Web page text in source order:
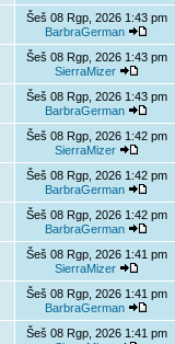
Šeš 08 Rgp, 2026 1:43 pm
BarbraGerman
Šeš 08 Rgp, 2026 1:43 pm
SierraMizer
Šeš 08 Rgp, 2026 1:43 pm
BarbraGerman
Šeš 08 Rgp, 2026 1:42 pm
SierraMizer
Šeš 08 Rgp, 2026 1:42 pm
BarbraGerman
Šeš 08 Rgp, 2026 1:42 pm
BarbraGerman
Šeš 08 Rgp, 2026 1:41 pm
SierraMizer
Šeš 08 Rgp, 2026 1:41 pm
BarbraGerman
Šeš 08 Rgp, 2026 1:41 pm